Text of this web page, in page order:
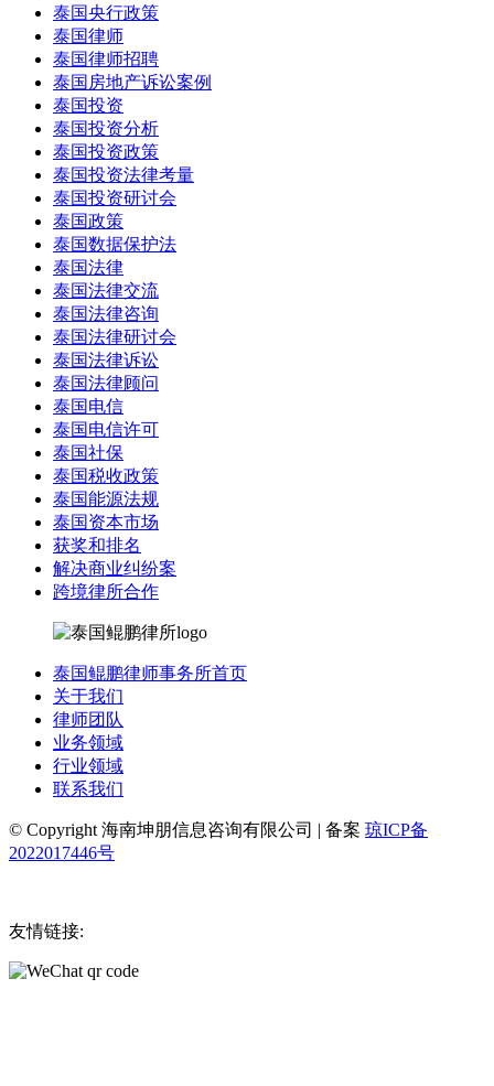
泰国央行政策
泰国律师
泰国律师招聘
泰国房地产诉讼案例
泰国投资
泰国投资分析
泰国投资政策
泰国投资法律考量
泰国投资研讨会
泰国政策
泰国数据保护法
泰国法律
泰国法律交流
泰国法律咨询
泰国法律研讨会
泰国法律诉讼
泰国法律顾问
泰国电信
泰国电信许可
泰国社保
泰国税收政策
泰国能源法规
泰国资本市场
获奖和排名
解决商业纠纷案
跨境律所合作
泰国鲲鹏律师事务所首页
关于我们
律师团队
业务领域
行业领域
联系我们
© Copyright 海南坤朋信息咨询有限公司 | 备案 琼ICP备
2022017446号
友情链接: